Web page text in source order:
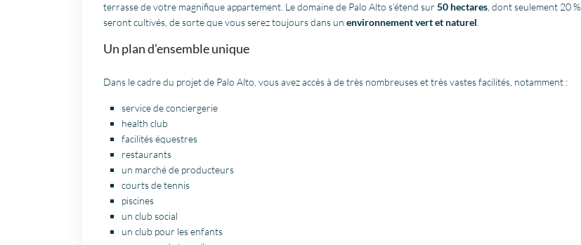
terrasse de votre magnifique appartement. Le domaine de Palo Alto s’étend sur 50 hectares , dont seulement 20 %
seront cultivés, de sorte que vous serez toujours dans un environnement vert et naturel
Un plan d’ensemble unique
Dans le cadre du projet de Palo Alto, vous avez accès à de très nombreuses et très vastes facilités, notamment :
service de conciergerie
health club
facilités équestres
restaurants
un marché de producteurs
courts de tennis
piscines
un club social
un club pour les enfants